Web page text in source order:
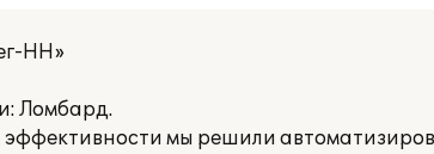
НН»
Ломбард.
мы решили